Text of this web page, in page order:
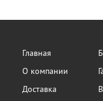
Главная
О компании
Доставка